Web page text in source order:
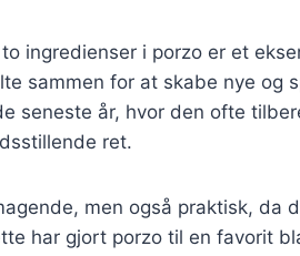
ingredienser i porzo er et
sammen for at skabe nye og
seneste år, hvor den ofte
ret.
men også praktisk, da
har gjort porzo til en favorit